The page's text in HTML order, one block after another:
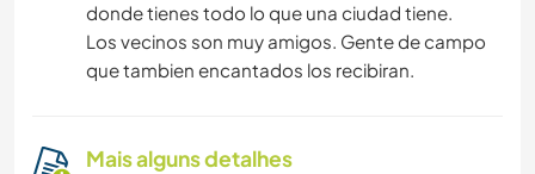
donde tienes todo lo que una ciudad tiene.
Los vecinos son muy amigos. Gente de campo
que tambien encantados los recibiran.
Mais alguns detalhes